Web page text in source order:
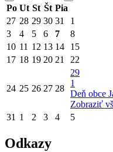
Po Ut St Št Pia
27 28 29 30 31 1
3
4 5 6 7 8
10 11 12 13 14 15
17 18 19 20 21 22
24 25 26 27 28
29
1
Deň obce
Zobraziť
31 1 2 3 4 5
Odkazy